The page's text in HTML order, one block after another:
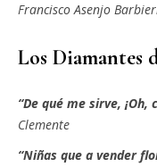
Francisco Asenjo
Los Diamantes
“De qué me sirve, ¡Oh,
Clemente
“Niñas que a vender